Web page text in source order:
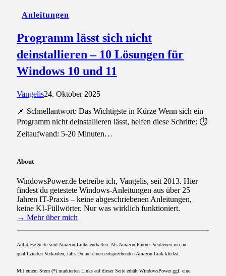
Anleitungen
Programm lässt sich nicht
deinstallieren – 10 Lösungen für
Windows 10 und 11
Vangelis24. Oktober 2025
📌 Schnellantwort: Das Wichtigste in Kürze Wenn sich ein
Programm nicht deinstallieren lässt, helfen diese Schritte: ⏱️
Zeitaufwand: 5-20 Minuten…
About
WindowsPower.de betreibe ich, Vangelis, seit 2013. Hier
findest du getestete Windows-Anleitungen aus über 25
Jahren IT-Praxis – keine abgeschriebenen Anleitungen,
keine KI-Füllwörter. Nur was wirklich funktioniert.
→ Mehr über mich
Auf diese Seite sind Amazon-Links enthalten. Als Amazon-Partner Verdienen wir an
qualifizierten Verkäufen, falls Du auf einen entsprechenden Amazon Link klickst.
Mit einem Stern (*) markierten Links auf dieser Seite erhält WindowsPower ggf. eine